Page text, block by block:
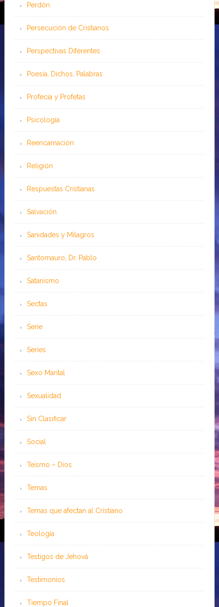
Perdón
Persecución de Cristianos
Perspectivas Diferentes
Poesía, Dichos, Palabras
Profecía y Profetas
Psicología
Reencarnación
Religión
Respuestas Cristianas
Salvación
Sanidades y Milagros
Santomauro, Dr. Pablo
Satanismo
Sectas
Serie
Series
Sexo Marital
Sexualidad
Sin Clasificar
Social
Teísmo – Dios
Temas
Temas que afectan al Cristiano
Teología
Testigos de Jehová
Testimonios
Tiempo Final